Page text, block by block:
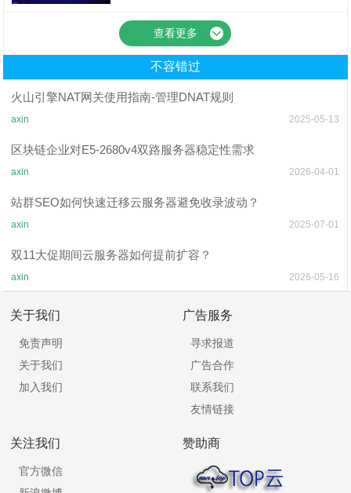
查看更多
不容错过
火山引擎NAT网关使用指南-管理DNAT规则
axin 2025-05-13
区块链企业对E5-2680v4双路服务器稳定性需求
axin 2026-04-01
站群SEO如何快速迁移云服务器避免收录波动？
axin 2025-07-01
双11大促期间云服务器如何提前扩容？
axin 2026-05-16
关于我们
免责声明
关于我们
加入我们
广告服务
寻求报道
广告合作
联系我们
友情链接
关注我们
官方微信
赞助商